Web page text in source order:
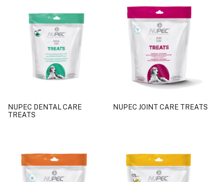
NUPEC DENTAL CARE
TREATS
NUPEC JOINT CARE TREATS